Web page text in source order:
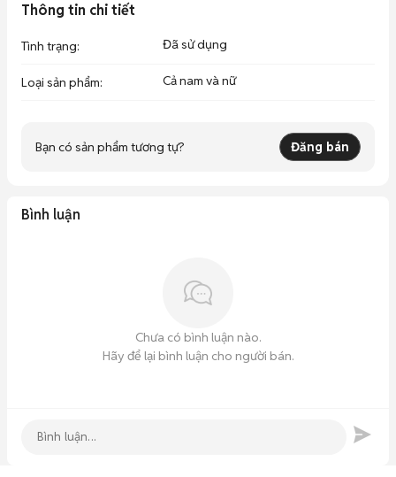
Thông tin chi tiết
Tình trạng: Đã sử dụng
Loại sản phẩm: Cả nam và nữ
Bạn có sản phẩm tương tự? Đăng bán
Bình luận
Chưa có bình luận nào.
Hãy để lại bình luận cho người bán.